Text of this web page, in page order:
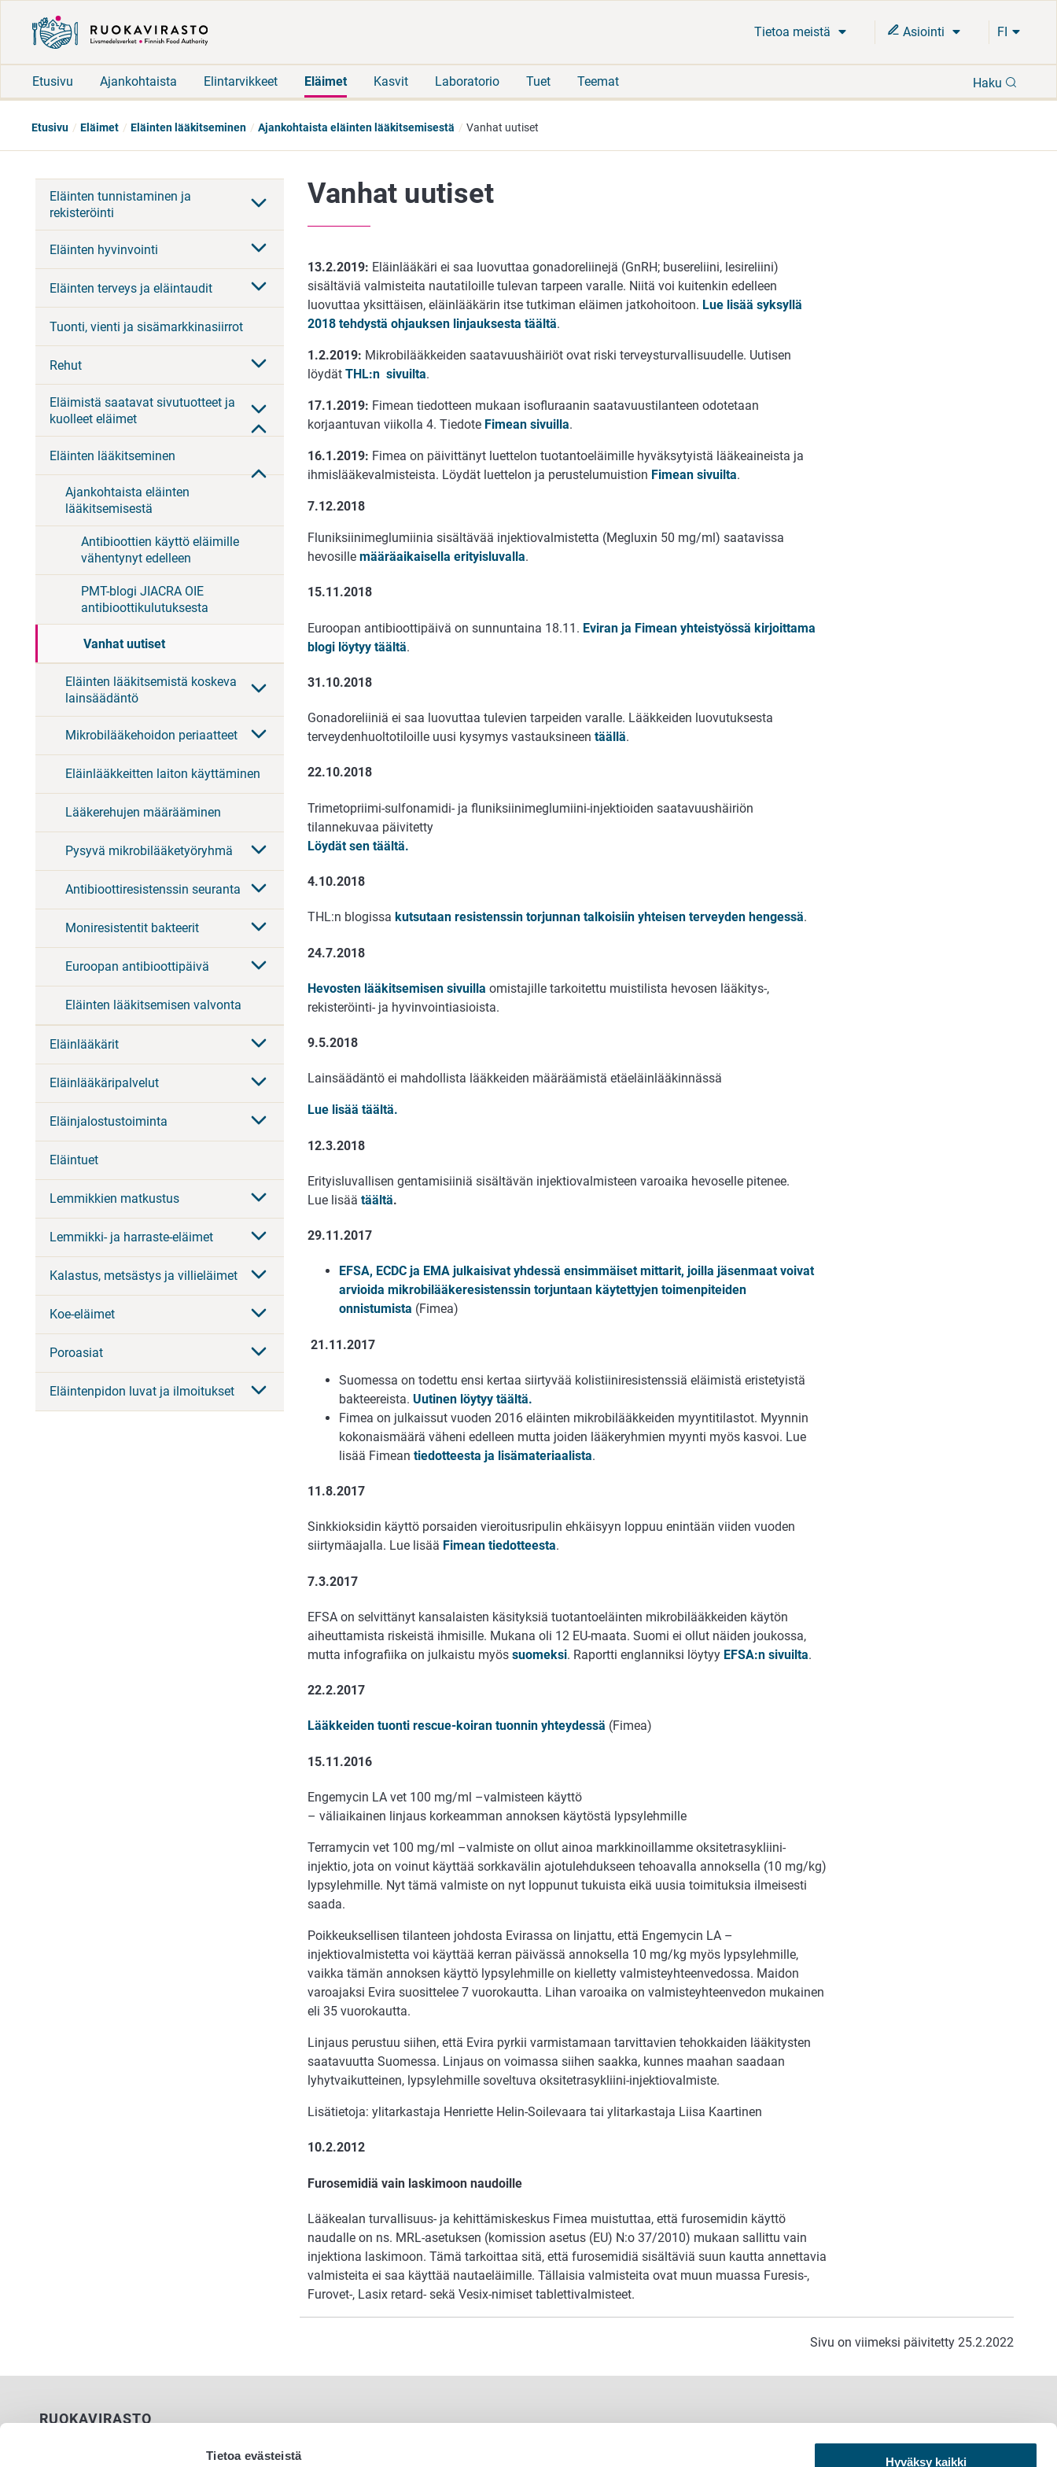
Tietoa evästeistä Hyväksy kaikki
Tietoa meistä Asiointi FI
Etusivu Ajankohtaista Elintarvikkeet Eläimet Kasvit Laboratorio Tuet Teemat Haku
Etusivu Eläimet Eläinten lääkitseminen Ajankohtaista eläinten lääkitsemisestä Vanhat uutiset
Eläinten tunnistaminen ja
rekisteröinti
Eläinten hyvinvointi
Eläinten terveys ja eläintaudit
Tuonti, vienti ja sisämarkkinasiirrot
Rehut
Eläimistä saatavat sivutuotteet ja
kuolleet eläimet
Eläinten lääkitseminen
Ajankohtaista eläinten
lääkitsemisestä
Antibioottien käyttö eläimille
vähentynyt edelleen
PMT-blogi JIACRA OIE
antibioottikulutuksesta
Vanhat uutiset
Eläinten lääkitsemistä koskeva
lainsäädäntö
Mikrobilääkehoidon periaatteet
Eläinlääkkeitten laiton käyttäminen
Lääkerehujen määrääminen
Pysyvä mikrobilääketyöryhmä
Antibioottiresistenssin seuranta
Moniresistentit bakteerit
Euroopan antibioottipäivä
Eläinten lääkitsemisen valvonta
Eläinlääkärit
Eläinlääkäripalvelut
Eläinjalostustoiminta
Eläintuet
Lemmikkien matkustus
Lemmikki- ja harraste-eläimet
Kalastus, metsästys ja villieläimet
Koe-eläimet
Poroasiat
Eläintenpidon luvat ja ilmoitukset
Vanhat uutiset
13.2.2019: Eläinlääkäri ei saa luovuttaa gonadoreliinejä (GnRH; busereliini, lesireliini)
sisältäviä valmisteita nautatiloille tulevan tarpeen varalle. Niitä voi kuitenkin edelleen
luovuttaa yksittäisen, eläinlääkärin itse tutkiman eläimen jatkohoitoon. Lue lisää syksyllä
2018 tehdystä ohjauksen linjauksesta täältä.
1.2.2019: Mikrobilääkkeiden saatavuushäiriöt ovat riski terveysturvallisuudelle. Uutisen
löydät THL:n sivuilta.
17.1.2019: Fimean tiedotteen mukaan isofluraanin saatavuustilanteen odotetaan
korjaantuvan viikolla 4. Tiedote Fimean sivuilla.
16.1.2019: Fimea on päivittänyt luettelon tuotantoeläimille hyväksytyistä lääkeaineista ja
ihmislääkevalmisteista. Löydät luettelon ja perustelumuistion Fimean sivuilta.
7.12.2018
Fluniksiinimeglumiinia sisältävää injektiovalmistetta (Megluxin 50 mg/ml) saatavissa
hevosille määräaikaisella erityisluvalla.
15.11.2018
Euroopan antibioottipäivä on sunnuntaina 18.11. Eviran ja Fimean yhteistyössä kirjoittama
blogi löytyy täältä.
31.10.2018
Gonadoreliiniä ei saa luovuttaa tulevien tarpeiden varalle. Lääkkeiden luovutuksesta
terveydenhuoltotiloille uusi kysymys vastauksineen täällä.
22.10.2018
Trimetopriimi-sulfonamidi- ja fluniksiinimeglumiini-injektioiden saatavuushäiriön
tilannekuvaa päivitetty
Löydät sen täältä.
4.10.2018
THL:n blogissa kutsutaan resistenssin torjunnan talkoisiin yhteisen terveyden hengessä.
24.7.2018
Hevosten lääkitsemisen sivuilla omistajille tarkoitettu muistilista hevosen lääkitys-,
rekisteröinti- ja hyvinvointiasioista.
9.5.2018
Lainsäädäntö ei mahdollista lääkkeiden määräämistä etäeläinlääkinnässä
Lue lisää täältä.
12.3.2018
Erityisluvallisen gentamisiiniä sisältävän injektiovalmisteen varoaika hevoselle pitenee.
Lue lisää täältä.
29.11.2017
EFSA, ECDC ja EMA julkaisivat yhdessä ensimmäiset mittarit, joilla jäsenmaat voivat
arvioida mikrobilääkeresistenssin torjuntaan käytettyjen toimenpiteiden
onnistumista (Fimea)
21.11.2017
Suomessa on todettu ensi kertaa siirtyvää kolistiiniresistenssiä eläimistä eristetyistä
bakteereista. Uutinen löytyy täältä.
Fimea on julkaissut vuoden 2016 eläinten mikrobilääkkeiden myyntitilastot. Myynnin
kokonaismäärä väheni edelleen mutta joiden lääkeryhmien myynti myös kasvoi. Lue
lisää Fimean tiedotteesta ja lisämateriaalista.
11.8.2017
Sinkkioksidin käyttö porsaiden vieroitusripulin ehkäisyyn loppuu enintään viiden vuoden
siirtymäajalla. Lue lisää Fimean tiedotteesta.
7.3.2017
EFSA on selvittänyt kansalaisten käsityksiä tuotantoeläinten mikrobilääkkeiden käytön
aiheuttamista riskeistä ihmisille. Mukana oli 12 EU-maata. Suomi ei ollut näiden joukossa,
mutta infografiika on julkaistu myös suomeksi. Raportti englanniksi löytyy EFSA:n sivuilta.
22.2.2017
Lääkkeiden tuonti rescue-koiran tuonnin yhteydessä (Fimea)
15.11.2016
Engemycin LA vet 100 mg/ml –valmisteen käyttö
– väliaikainen linjaus korkeamman annoksen käytöstä lypsylehmille
Terramycin vet 100 mg/ml –valmiste on ollut ainoa markkinoillamme oksitetrasykliini-
injektio, jota on voinut käyttää sorkkavälin ajotulehdukseen tehoavalla annoksella (10 mg/kg)
lypsylehmille. Nyt tämä valmiste on nyt loppunut tukuista eikä uusia toimituksia ilmeisesti
saada.
Poikkeuksellisen tilanteen johdosta Evirassa on linjattu, että Engemycin LA –
injektiovalmistetta voi käyttää kerran päivässä annoksella 10 mg/kg myös lypsylehmille,
vaikka tämän annoksen käyttö lypsylehmille on kielletty valmisteyhteenvedossa. Maidon
varoajaksi Evira suosittelee 7 vuorokautta. Lihan varoaika on valmisteyhteenvedon mukainen
eli 35 vuorokautta.
Linjaus perustuu siihen, että Evira pyrkii varmistamaan tarvittavien tehokkaiden lääkitysten
saatavuutta Suomessa. Linjaus on voimassa siihen saakka, kunnes maahan saadaan
lyhytvaikutteinen, lypsylehmille soveltuva oksitetrasykliini-injektiovalmiste.
Lisätietoja: ylitarkastaja Henriette Helin-Soilevaara tai ylitarkastaja Liisa Kaartinen
10.2.2012
Furosemidiä vain laskimoon naudoille
Lääkealan turvallisuus- ja kehittämiskeskus Fimea muistuttaa, että furosemidin käyttö
naudalle on ns. MRL-asetuksen (komission asetus (EU) N:o 37/2010) mukaan sallittu vain
injektiona laskimoon. Tämä tarkoittaa sitä, että furosemidiä sisältäviä suun kautta annettavia
valmisteita ei saa käyttää nautaeläimille. Tällaisia valmisteita ovat muun muassa Furesis-,
Furovet-, Lasix retard- sekä Vesix-nimiset tablettivalmisteet.
Sivu on viimeksi päivitetty 25.2.2022
RUOKAVIRASTO